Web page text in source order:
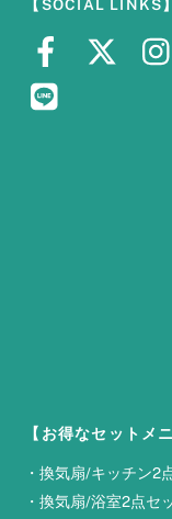
【SOCIAL LINKS】
【お得なセットメ
・換気扇/キッチン2
・換気扇/浴室2点セ